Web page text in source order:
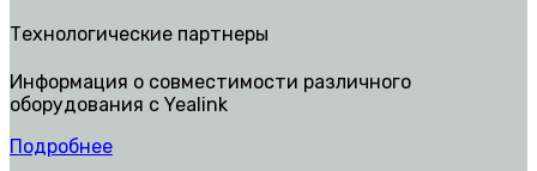
Технологические партнеры
Информация о совместимости различного
оборудования с Yealink
Подробнее